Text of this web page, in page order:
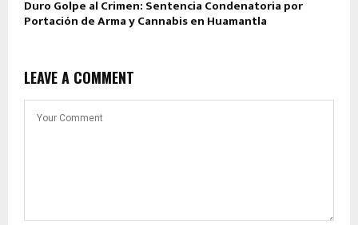
Duro Golpe al Crimen: Sentencia Condenatoria por
Portación de Arma y Cannabis en Huamantla
LEAVE A COMMENT